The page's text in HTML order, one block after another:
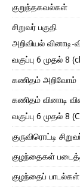
குறுந்தகவல்கள்
சிறுவர் பகுதி
அறிவியல் வினாடி-
வகுப்பு 6 முதல் 8
கணிதம் அறிவோம்
கணிதம் வினாடி
வகுப்பு 6 முதல் 8
குருவிரொட்டி
குழந்தைகள்
குழந்தைப் பாடல்கள்